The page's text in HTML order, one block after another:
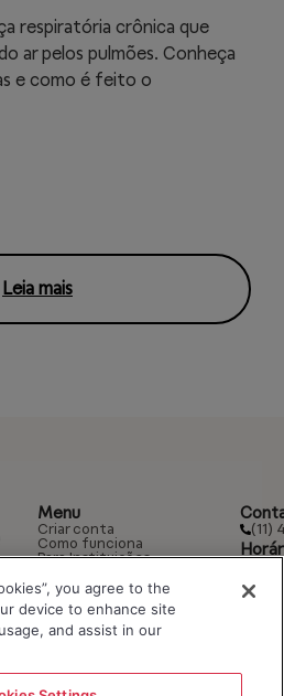
respiratória crônica que
ar pelos pulmões. Conheça
e como é feito o
Leia mais
Menu
Criar conta
Como funciona
Para Instituições
Blog
Ajuda
Segurança e privacidade
Termos de uso
(11)
you agree to the
device to enhance site
and assist in our